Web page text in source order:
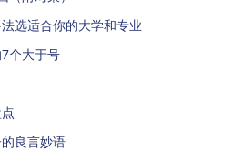
选适合你的大学和专业
个大于号
良言妙语